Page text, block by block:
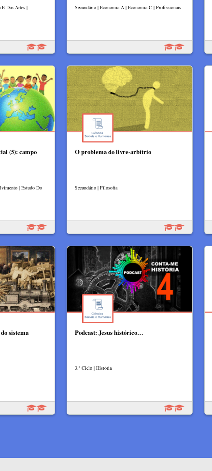
E Das Artes |
Secundário | Economia A | Economia C | Profissionais
(5): campo
| Estudo Do
O problema do livre-arbítrio
Secundário | Filosofia
sistema
Podcast: Jesus histórico…
3.º Ciclo | História